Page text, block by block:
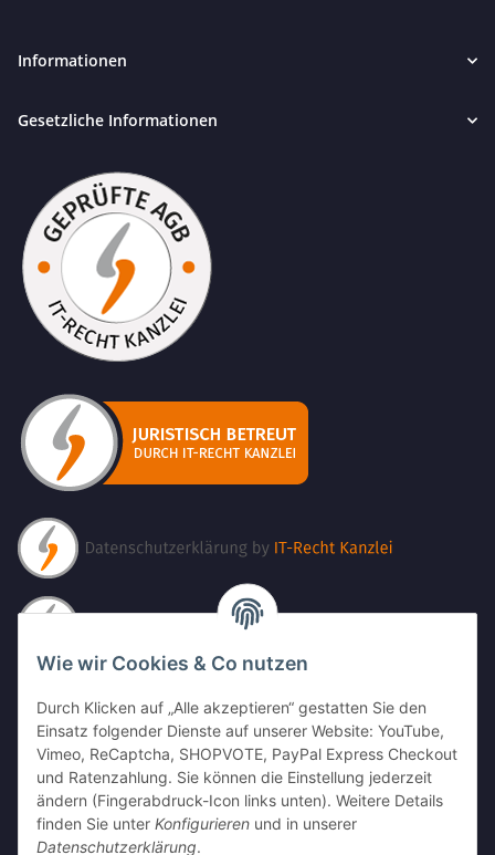
Wie wir Cookies & Co nutzen
Durch Klicken auf „Alle akzeptieren“ gestatten Sie den
Einsatz folgender Dienste auf unserer Website: YouTube,
Vimeo, ReCaptcha, SHOPVOTE, PayPal Express Checkout
und Ratenzahlung. Sie können die Einstellung jederzeit
ändern (Fingerabdruck-Icon links unten). Weitere Details
finden Sie unter Konfigurieren und in unserer
Datenschutzerklärung.
Informationen
Gesetzliche Informationen